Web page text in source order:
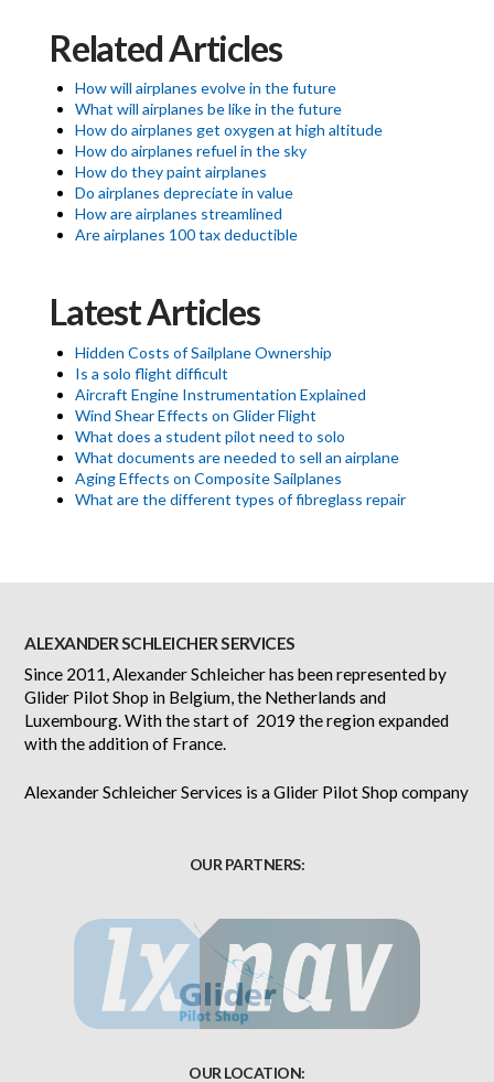
Related Articles
How will airplanes evolve in the future
What will airplanes be like in the future
How do airplanes get oxygen at high altitude
How do airplanes refuel in the sky
How do they paint airplanes
Do airplanes depreciate in value
How are airplanes streamlined
Are airplanes 100 tax deductible
Latest Articles
Hidden Costs of Sailplane Ownership
Is a solo flight difficult
Aircraft Engine Instrumentation Explained
Wind Shear Effects on Glider Flight
What does a student pilot need to solo
What documents are needed to sell an airplane
Aging Effects on Composite Sailplanes
What are the different types of fibreglass repair
ALEXANDER SCHLEICHER SERVICES
Since 2011, Alexander Schleicher has been represented by
Glider Pilot Shop in Belgium, the Netherlands and
Luxembourg. With the start of 2019 the region expanded
with the addition of France.
Alexander Schleicher Services is a Glider Pilot Shop company
OUR PARTNERS:
OUR LOCATION: